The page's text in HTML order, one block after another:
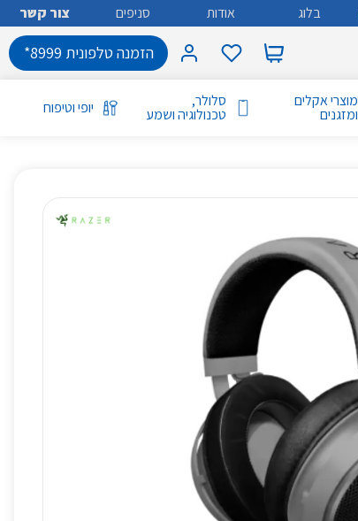
בלוג אודות סניפים צור קשר
הזמנה טלפונית 8999*
מוצרי אקלים
ומזגנים
סלולר,
טכנולוגיה ושמע יופי וטיפוח